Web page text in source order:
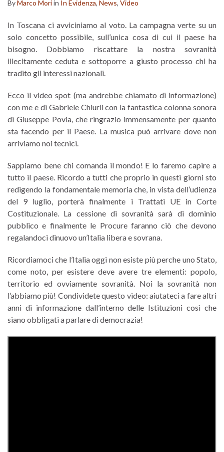
ByMarco Moriin In Evidenza, News, Video
In Toscana ci avviciniamo al voto. La campagna verte su un
solo concetto possibile, sull’unica cosa di cui il paese ha
bisogno. Dobbiamo riscattare la nostra sovranità
illecitamente ceduta e sottoporre a giusto processo chi ha
tradito gli interessi nazionali.
Ecco il video spot (ma andrebbe chiamato di informazione)
con me e di Gabriele Chiurli con la fantastica colonna sonora
di Giuseppe Povia, che ringrazio immensamente per quanto
sta facendo per il Paese. La musica può arrivare dove non
arriviamo noi tecnici.
Sappiamo bene chi comanda il mondo! E lo faremo capire a
tutto il paese. Ricordo a tutti che proprio in questi giorni sto
redigendo la fondamentale memoria che, in vista dell’udienza
del 9 luglio, porterà finalmente i Trattati UE in Corte
Costituzionale. La cessione di sovranità sarà di dominio
pubblico e finalmente le Procure faranno ciò che devono
regalandoci dinuovo un’Italia libera e sovrana.
Ricordiamoci che l’Italia oggi non esiste più perche uno Stato,
come noto, per esistere deve avere tre elementi: popolo,
territorio ed ovviamente sovranità. Noi la sovranità non
l’abbiamo più! Condividete questo video: aiutateci a fare altri
anni di informazione dall’interno delle Istituzioni così che
siano obbligati a parlare di democrazia!